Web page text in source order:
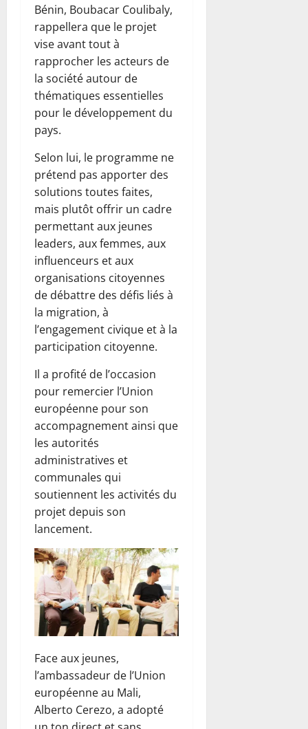
Bénin, Boubacar Coulibaly,
rappellera que le projet
vise avant tout à
rapprocher les acteurs de
la société autour de
thématiques essentielles
pour le développement du
pays.
Selon lui, le programme ne
prétend pas apporter des
solutions toutes faites,
mais plutôt offrir un cadre
permettant aux jeunes
leaders, aux femmes, aux
influenceurs et aux
organisations citoyennes
de débattre des défis liés à
la migration, à
l’engagement civique et à la
participation citoyenne.
Il a profité de l’occasion
pour remercier l’Union
européenne pour son
accompagnement ainsi que
les autorités
administratives et
communales qui
soutiennent les activités du
projet depuis son
lancement.
Face aux jeunes,
l’ambassadeur de l’Union
européenne au Mali,
Alberto Cerezo, a adopté